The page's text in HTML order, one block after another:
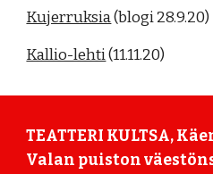
Kujerruksia(blogi 28.9.20)
Kallio-lehti(11.11.20)
TEATTERI KULTSA,
Valan puiston